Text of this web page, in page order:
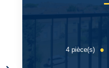
4pièce(s)